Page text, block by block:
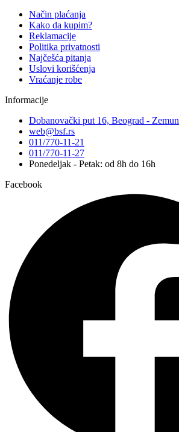
Način plaćanja
Kako da kupim?
Reklamacije
Politika privatnosti
Najčešća pitanja
Uslovi korišćenja
Vraćanje robe
Informacije
Dobanovački put 16, Beograd - Zemun
web@bsf.rs
011/770-11-21
011/770-11-27
Ponedeljak - Petak: od 8h do 16h
Facebook